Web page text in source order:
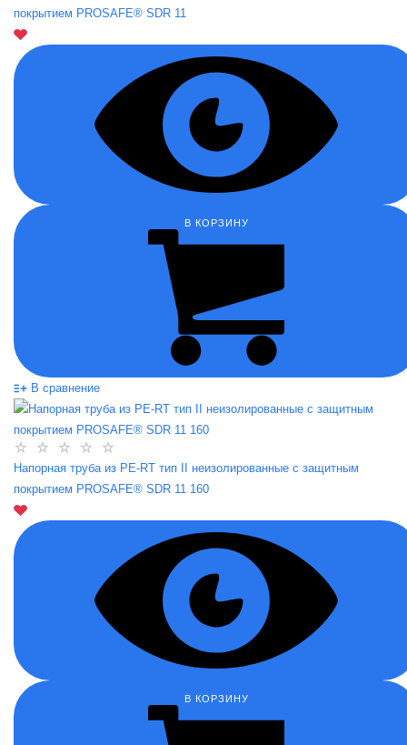
покрытием PROSAFE® SDR 11
В КОРЗИНУ
В сравнение
Напорная труба из PE-RT тип II неизолированные с защитным
покрытием PROSAFE® SDR 11 160
В КОРЗИНУ